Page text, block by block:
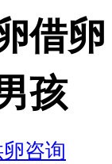
借卵
孩
咨询